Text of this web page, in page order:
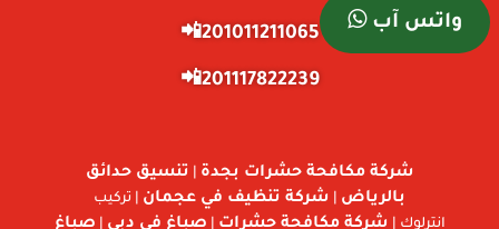
201011211065📲
201117822239📲
واتس آب
شركة مكافحة حشرات بجدة
تنسيق حدائق
بالرياض
شركة تنظيف في عجمان | تركيب
انترلوك |
شركة مكافحة حشرات صباغ في دبي
صباغ